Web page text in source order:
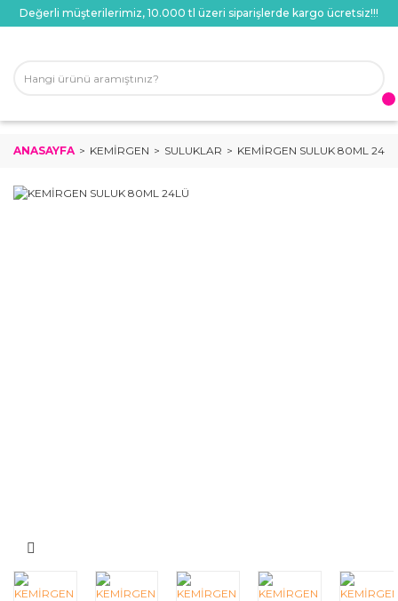
Değerli müşterilerimiz, 10.000 tl üzeri siparişlerde kargo ücretsiz!!!
ANASAYFA KEMIRGEN SULUKLAR KEMİRGEN SULUK 80ML 24LÜ